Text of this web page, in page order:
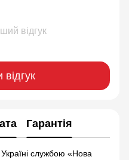
відгук
Гарантія
Україні службою «Нова